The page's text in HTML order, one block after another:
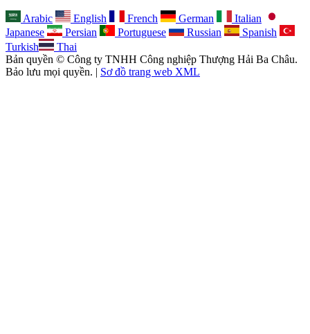
Arabic English French German
Italian
Japanese
Persian Portuguese Russian
Spanish
Turkish
Thai
Bản quyền © Công ty TNHH Công nghiệp Thượng Hải Ba Châu.
Bảo lưu mọi quyền. | Sơ đồ trang web XML